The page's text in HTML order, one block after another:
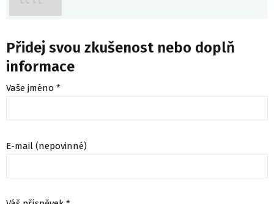
Přidej svou zkušenost nebo doplň
informace
Vaše jméno *
E-mail (nepovinné)